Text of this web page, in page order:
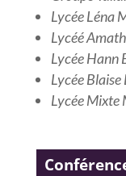
Lycée Léna
Lycéé
Lycée Hann
Lycée Blaise
Lycée Mixte